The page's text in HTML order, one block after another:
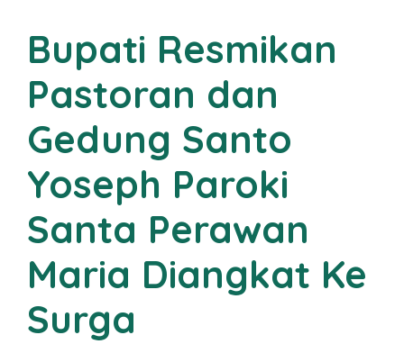
Bupati Resmikan
Pastoran dan
Gedung Santo
Yoseph Paroki
Santa Perawan
Maria Diangkat Ke
Surga